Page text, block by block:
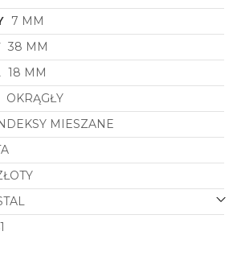
jakość wykonania,
oraz unikalny charakter
blasku i elegancji każdej
towarzysz na co dzień,
kobieta poczuje się
bez względu na okoliczności.
7 MM
38 MM
18 MM
OKRĄGŁY
INDEKSY MIESZANE